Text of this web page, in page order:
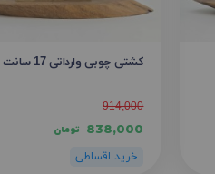
کشتی چوبی وارداتی 17 سانت
914,000
838,000 تومان